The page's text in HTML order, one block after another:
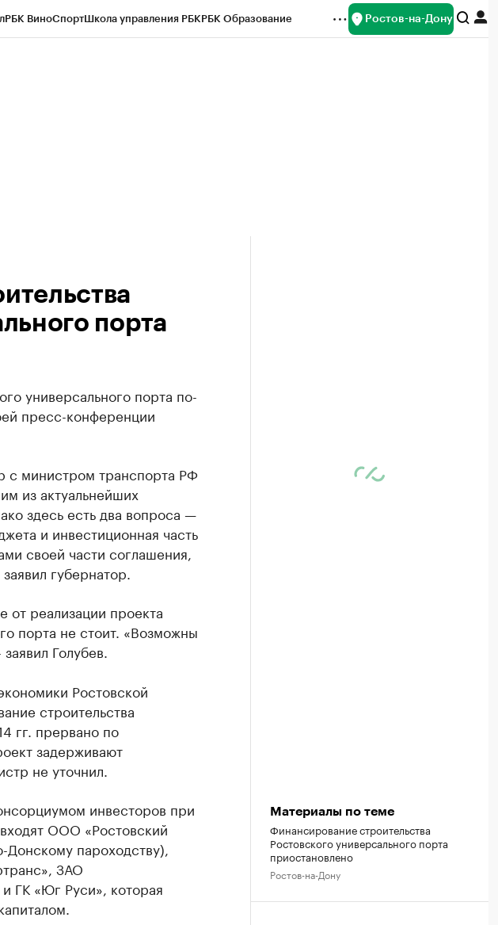
РБК ВиноСпортШкола управления РБКРБК Образование Ростов-на-Дону
порта
универсального порта по-
пресс-конференции
с министром транспорта РФ
из актуальнейших
здесь есть два вопроса —
и инвестиционная часть
своей части соглашения,
губернатор.
от реализации проекта
порта не стоит. «Возможны
Голубев.
Ростовской
строительства
гг. прервано по
задерживают
не уточнил.
инвесторов при
ООО «Ростовский
пароходству),
ЗАО
ГК «Юг Руси», которая
Материалы по теме
Финансирование строительства
Ростовского универсального порта
приостановлено
Ростов-на-Дону